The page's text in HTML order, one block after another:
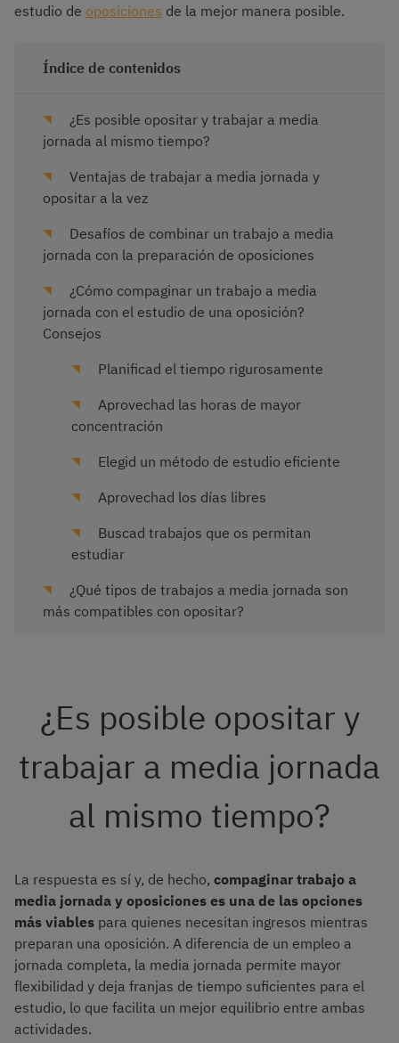
estudio de oposiciones de la mejor manera posible.
Índice de contenidos
¿Es posible opositar y trabajar a media
jornada al mismo tiempo?
Ventajas de trabajar a media jornada y
opositar a la vez
Desafíos de combinar un trabajo a media
jornada con la preparación de oposiciones
¿Cómo compaginar un trabajo a media
jornada con el estudio de una oposición?
Consejos
Planificad el tiempo rigurosamente
Aprovechad las horas de mayor
concentración
Elegid un método de estudio eficiente
Aprovechad los días libres
Buscad trabajos que os permitan
estudiar
¿Qué tipos de trabajos a media jornada son
más compatibles con opositar?
¿Es posible opositar y
trabajar a media jornada
al mismo tiempo?
La respuesta es sí y, de hecho, compaginar trabajo a
media jornada y oposiciones es una de las opciones
más viables para quienes necesitan ingresos mientras
preparan una oposición. A diferencia de un empleo a
jornada completa, la media jornada permite mayor
flexibilidad y deja franjas de tiempo suficientes para el
estudio, lo que facilita un mejor equilibrio entre ambas
actividades.